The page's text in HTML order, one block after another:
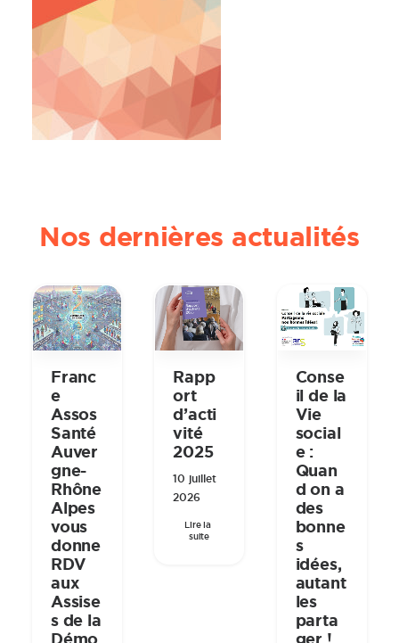
Nos dernières actualités
Franc
e
Assos
Santé
Auver
gne-
Rhône
Alpes
vous
donne
RDV
aux
Assise
s de la
Rapp
ort
d’acti
vité
2025
10 juillet
2026
Lire la
suite
Conse
il de la
Vie
social
e :
Quan
d on a
des
bonne
s
idées,
autant
les
parta